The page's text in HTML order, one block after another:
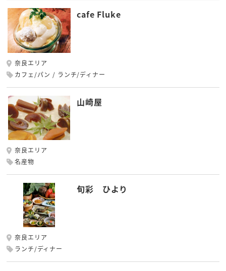
cafe Fluke
奈良エリア
カフェ/パン
ランチ/ディナー
山崎屋
奈良エリア
名産物
旬彩 ひより
奈良エリア
ランチ/ディナー